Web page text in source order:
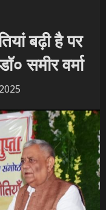
बढ़ी है पर
समीर वर्मा